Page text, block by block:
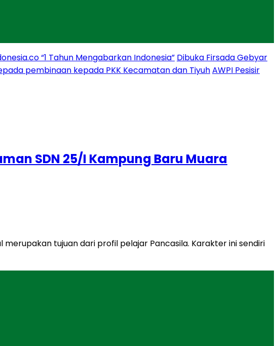
“1 Tahun Mengabarkan Indonesia” Dibuka Firsada Gebyar
pembinaan kepada PKK Kecamatan dan TiyuhAWPI Pesisir
SDN 25/I Kampung Baru Muara
merupakan tujuan dari profil pelajar Pancasila. Karakter ini sendiri